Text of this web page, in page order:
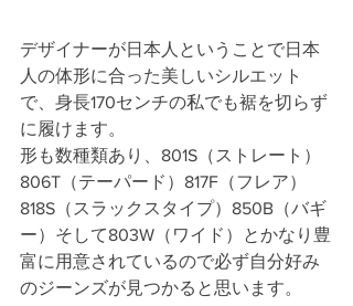
デザイナーが日本人ということで日本
人の体形に合った美しいシルエット
で、身長170センチの私でも裾を切らず
に履けます。
形も数種類あり、801S（ストレート）
806T（テーパード）817F（フレア）
818S（スラックスタイプ）850B（バギ
ー）そして803W（ワイド）とかなり豊
富に用意されているので必ず自分好み
のジーンズが見つかると思います。